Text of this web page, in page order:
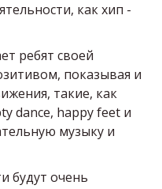
как хип -
ребят своей
показывая и
такие, как
dance, happy feet и
музыку и
будут очень